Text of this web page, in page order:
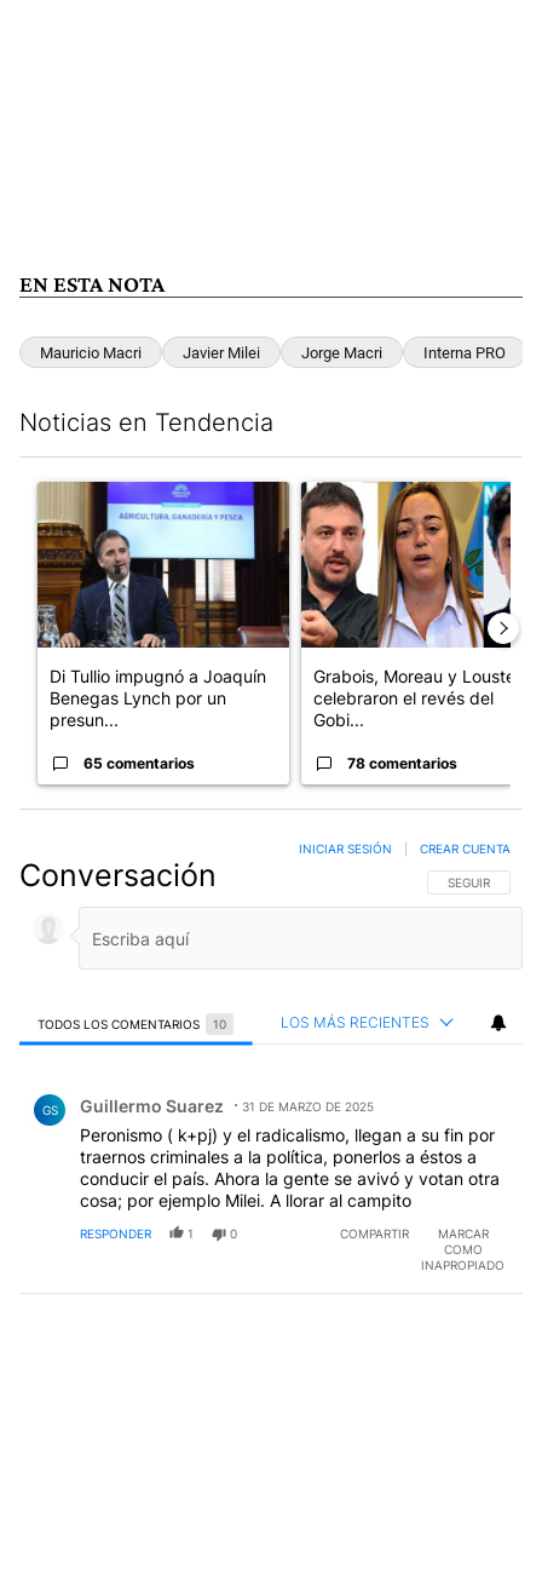
EN ESTA NOTA
Mauricio Macri Javier Milei Jorge Macri Interna PRO
Noticias en Tendencia
Un artículo de tendencia con el título "Di Tullio impugnó a
Di Tullio impugnó a Joaquín
Benegas Lynch por un
presun...
65 comentarios
Un artículo de tendencia con
Grabois, Moreau y Lousteau
celebraron el revés del
Gobi...
78 comentarios
Conversación SIGA ESTA
SEGUIR
INICIAR SESIÓN CREAR CUENTA
TODOS LOS COMENTARIOS 10 LOS MÁS RECIENTES
GS Guillermo Suarez 31 DE MARZO DE 2025
Peronismo ( k+pj) y el radicalismo, llegan a su fin por
traernos criminales a la política, ponerlos a éstos a
conducir el país. Ahora la gente se avivó y votan otra
cosa; por ejemplo Milei. A llorar al campito
RESPONDER 1 0 COMPARTIR
MARCAR
COMO
INAPROPIADO